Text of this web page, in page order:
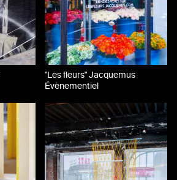
"Les fleurs" Jacquemus
Évènementiel